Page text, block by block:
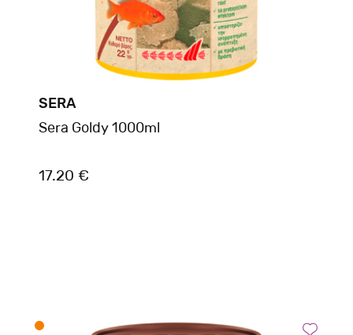
SERA
Sera Goldy 1000ml
17.20 €